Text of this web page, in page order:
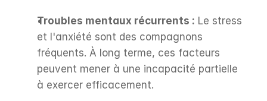
Troubles mentaux récurrents : Le stress
et l'anxiété sont des compagnons
fréquents. À long terme, ces facteurs
peuvent mener à une incapacité partielle
à exercer efficacement.